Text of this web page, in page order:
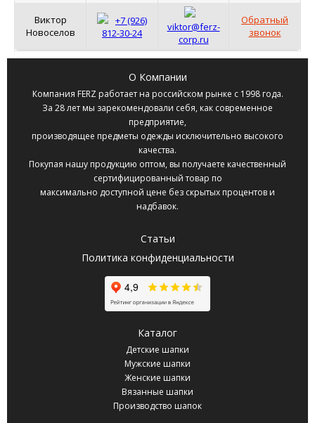
Виктор
Новоселов
+7 (926)
812-30-24
viktor@ferz-
corp.ru
Обратный
звонок
О Компании
Компания FERZработает на российском рынке с 1998 года.
За 28 лет мы зарекомендовали себя, как современное
предприятие,
производящее предметы одежды исключительно высокого
качества.
Покупая нашу продукцию оптом, вы получаете качественный
сертифицированный товар по
максимально доступной цене без скрытых процентов и
надбавок.
Статьи
Политика конфиденциальности
Каталог
Детские шапки
Мужские шапки
Женские шапки
Вязанные шапки
Производство шапок